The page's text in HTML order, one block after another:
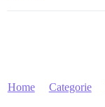
Home Categorie